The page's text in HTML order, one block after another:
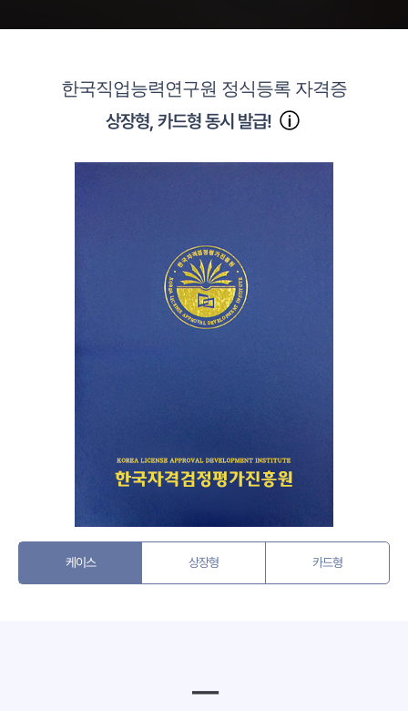
한국직업능력연구원 정식등록 자격증
상장형, 카드형 동시 발급!
케이스 상장형 카드형
━